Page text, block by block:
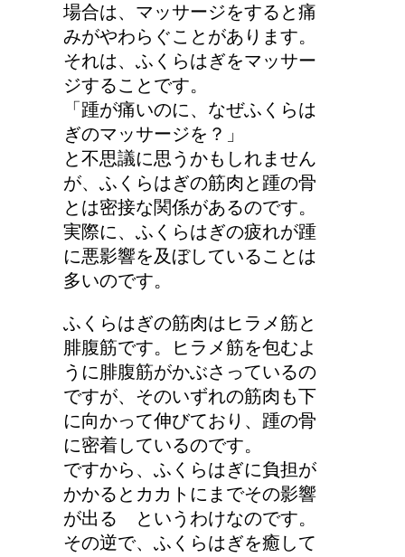
場合は、マッサージをすると痛
みがやわらぐことがあります。
それは、ふくらはぎをマッサー
ジすることです。
「踵が痛いのに、なぜふくらは
ぎのマッサージを？」
と不思議に思うかもしれません
が、ふくらはぎの筋肉と踵の骨
とは密接な関係があるのです。
実際に、ふくらはぎの疲れが踵
に悪影響を及ぼしていることは
多いのです。
ふくらはぎの筋肉はヒラメ筋と
腓腹筋です。ヒラメ筋を包むよ
うに腓腹筋がかぶさっているの
ですが、そのいずれの筋肉も下
に向かって伸びており、踵の骨
に密着しているのです。
ですから、ふくらはぎに負担が
かかるとカカトにまでその影響
が出る というわけなのです。
その逆で、ふくらはぎを癒して